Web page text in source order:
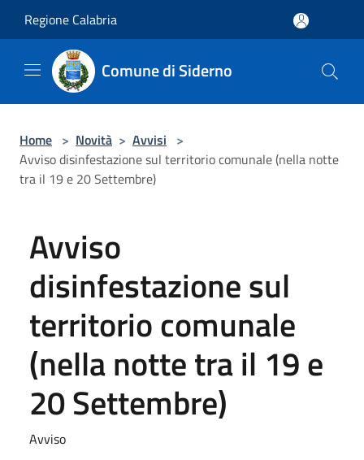
Regione Calabria
Comune di Siderno
Home > Novità > Avvisi >
Avviso disinfestazione sul territorio comunale (nella notte
tra il 19 e 20 Settembre)
Avviso
disinfestazione sul
territorio comunale
(nella notte tra il 19 e
20 Settembre)
Avviso